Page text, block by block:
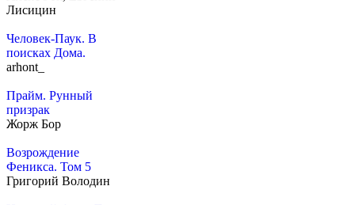
Лисицин
Человек-Паук. В
поисках Дома.
arhont_
Прайм. Рунный
призрак
Жорж Бор
Возрождение
Феникса. Том 5
Григорий Володин